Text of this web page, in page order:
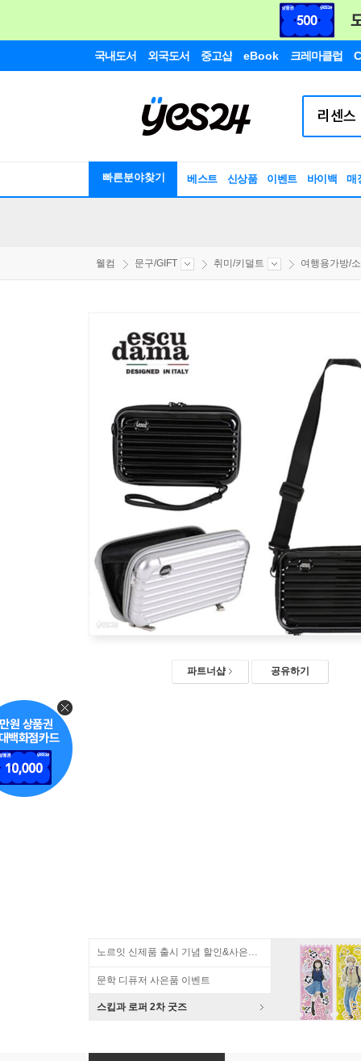
국내도서 외국도서 중고샵 eBook 크레마클럽
빠른분야찾기 베스트 신상품 이벤트 바이백 매
웰컴 문구/GIFT 취미/키덜트 여행용가방/
파트너샵 공유하기
노르잇 신제품 출시 기념 할인&사은품 증정!
문학 디퓨저 사은품 이벤트
스킵과 로퍼 2차 굿즈